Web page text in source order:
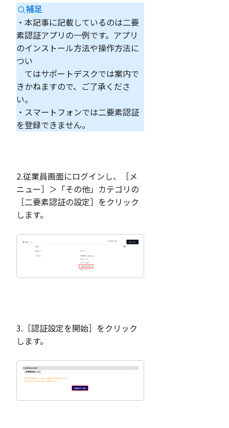
補足
・本記事に記載しているのは二要
素認証アプリの一例です。アプリ
のインストール方法や操作方法に
つい
てはサポートデスクでは案内で
きかねますので、ご了承くださ
い。
・スマートフォンでは二要素認証
を登録できません。
2.従業員画面にログインし、［メ
ニュー］＞「その他」カテゴリの
［二要素認証の設定］をクリック
します。
3.［認証設定を開始］をクリック
します。